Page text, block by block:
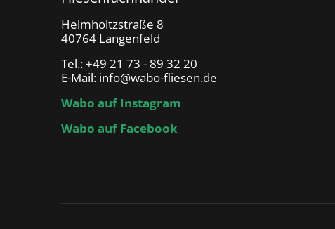
Helmholtzstraße 8
40764 Langenfeld
Tel.: +49 21 73 - 89 32 20
E-Mail: info@wabo-fliesen.de
Wabo auf Instagram
Wabo auf Facebook